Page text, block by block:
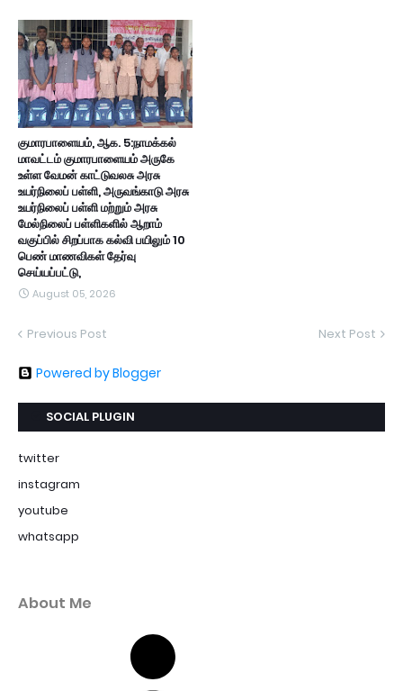
குமாரபாளையம், ஆக. 5:நாமக்கல்
மாவட்டம் குமாரபாளையம் அருகே
உள்ள வேமன் காட்டுவலசு அரசு
உயர்நிலைப் பள்ளி, அருவங்காடு அரசு
உயர்நிலைப் பள்ளி மற்றும் அரசு
மேல்நிலைப் பள்ளிகளில் ஆறாம்
வகுப்பில் சிறப்பாக கல்வி பயிலும் 10
பெண் மாணவிகள் தேர்வு
செய்யப்பட்டு,
August 05, 2026
Previous Post Next Post
Powered by Blogger
SOCIAL PLUGIN
twitter
instagram
youtube
whatsapp
About Me